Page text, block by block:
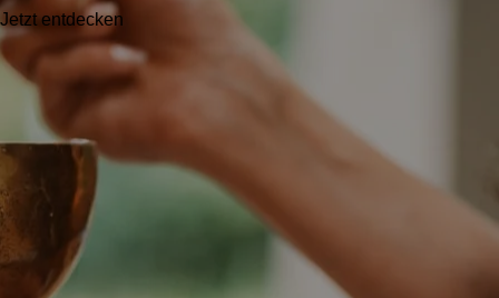
Jetzt entdecken